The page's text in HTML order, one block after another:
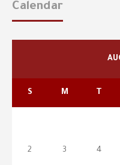
Calendar
S M T
2 3 4